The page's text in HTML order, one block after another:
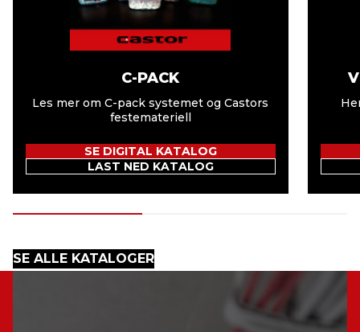
C-PACK
Les mer om C-pack systemet og Castors
festemateriell
SE DIGITAL KATALOG
LAST NED KATALOG
SE ALLE KATALOGER